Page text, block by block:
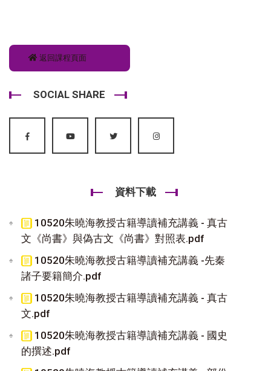
返回課程頁面
SOCIAL SHARE
資料下載
10520朱曉海教授古籍導讀補充講義 - 真古
文《尚書》與偽古文《尚書》對照表.pdf
10520朱曉海教授古籍導讀補充講義 -先秦
諸子要籍簡介.pdf
10520朱曉海教授古籍導讀補充講義 - 真古
文.pdf
10520朱曉海教授古籍導讀補充講義 - 國史
的撰述.pdf